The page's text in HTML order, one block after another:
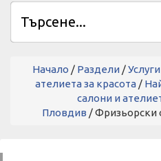
Начало / Раздели /Услуги
ателиета за красота/
салони и
Пловдив / Фризьорски